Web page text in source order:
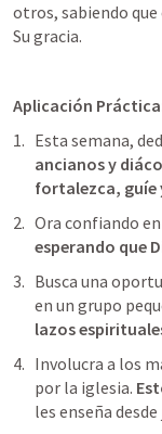
otros, sabiendo
Su gracia.
Aplicación
Esta semana,
ancianos y
fortalezca, guíe
Ora confiando
esperando que
Busca una
en un grupo
lazos
Involucra a los
por la iglesia.
les enseña